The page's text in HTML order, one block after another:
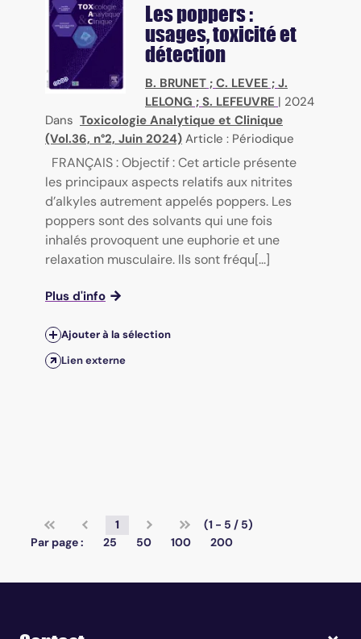
Les poppers :
usages, toxicité et
détection
B. BRUNET ; C. LEVEE ; J.
LELONG ; S. LEFEUVRE | 2024
Dans Toxicologie Analytique et Clinique
(Vol.36, n°2, Juin 2024) Article : Périodique
FRANÇAIS : Objectif : Cet article présente
les principaux aspects relatifs aux nitrites
d’alkyles autrement appelés poppers. Les
poppers sont des solvants qui une fois
inhalés provoquent une euphorie et une
relaxation musculaire. Ils sont fréqu[...]
Plus d'info
Ajouter à la sélection
Lien externe
1
(1 - 5 / 5)
Par page :
25 50 100 200